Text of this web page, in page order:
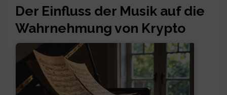
Der Einfluss der Musik auf die
Wahrnehmung von Krypto